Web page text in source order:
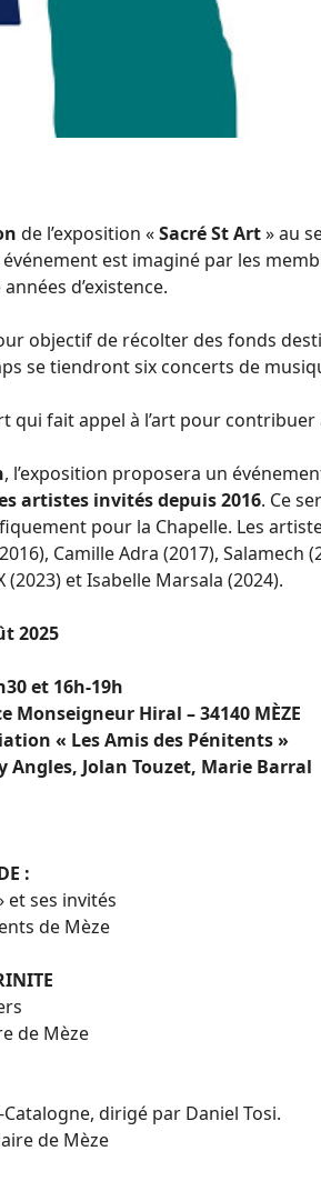
de l’exposition «Sacré St Art» au
est imaginé par les
d’existence.
objectif de récolter des fonds
se tiendront six concerts de
qui fait appel à l’art pour
, l’exposition proposera un
artistes invités depuis 2016. Ce
pour la Chapelle. Les
Camille Adra (2017), Salamech
(2023) et Isabelle Marsala (2024).
2025
et 16h-19h
Monseigneur Hiral – 34140 MÈZE
« Les Amis des Pénitents »
Jolan Touzet, Marie Barral
:
et ses invités
de Mèze
de Mèze
dirigé par Daniel Tosi.
de Mèze